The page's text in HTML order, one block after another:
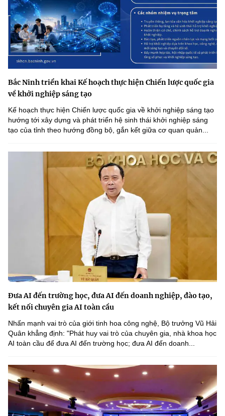
Bắc Ninh triển khai Kế hoạch thực hiện Chiến lược quốc gia
về khởi nghiệp sáng tạo
Kế hoạch thực hiện Chiến lược quốc gia về khởi nghiệp sáng tạo
hướng tới xây dựng và phát triển hệ sinh thái khởi nghiệp sáng
tạo của tỉnh theo hướng đồng bộ, gắn kết giữa cơ quan quản...
Đưa AI đến trường học, đưa AI đến doanh nghiệp, đào tạo,
kết nối chuyên gia AI toàn cầu
Nhấn mạnh vai trò của giới tinh hoa công nghệ, Bộ trưởng Vũ Hải
Quân khẳng định: "Phát huy vai trò của chuyên gia, nhà khoa học
AI toàn cầu để đưa AI đến trường học; đưa AI đến doanh...